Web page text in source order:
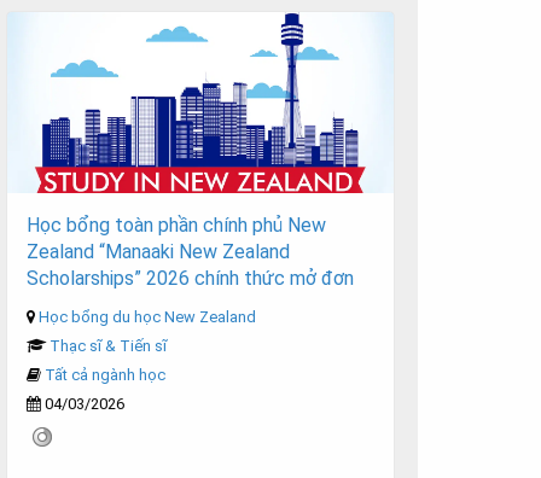
Học bổng toàn phần chính phủ New
Zealand “Manaaki New Zealand
Scholarships” 2026 chính thức mở đơn
Học bổng du học New Zealand
Thạc sĩ & Tiến sĩ
Tất cả ngành học
04/03/2026